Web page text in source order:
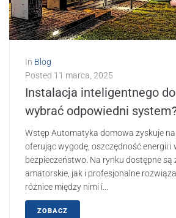
In Blog
Posted 11 marca, 2025
Instalacja inteligentnego
wybrać odpowiedni
Wstęp Automatyka domowa zyskuje na
oferując wygodę, oszczędność energii i
bezpieczeństwo. Na rynku dostępne
amatorskie, jak i profesjonalne
różnice między nimi i...
ZOBACZ